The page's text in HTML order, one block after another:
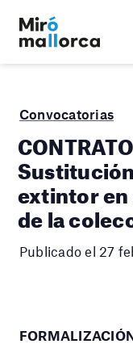
Convocatorias
extintor en
de la
Publicado el 27